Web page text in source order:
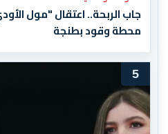
جاب الربحة.. اعتقال "مول
محطة وقود بطنجة
5